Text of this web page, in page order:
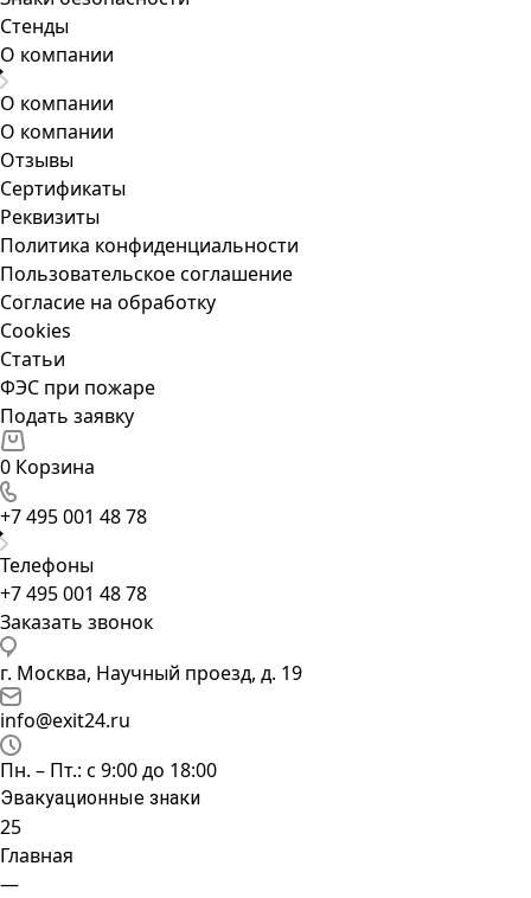
Стенды
О компании
О компании
О компании
Отзывы
Сертификаты
Реквизиты
Политика конфиденциальности
Пользовательское соглашение
Согласие на обработку
Cookies
Статьи
ФЭС при пожаре
Подать заявку
0 Корзина
+7 495 001 48 78
Телефоны
+7 495 001 48 78
Заказать звонок
г. Москва, Научный проезд, д. 19
info@exit24.ru
Пн. – Пт.: с 9:00 до 18:00
Эвакуационные знаки
25
Главная
—